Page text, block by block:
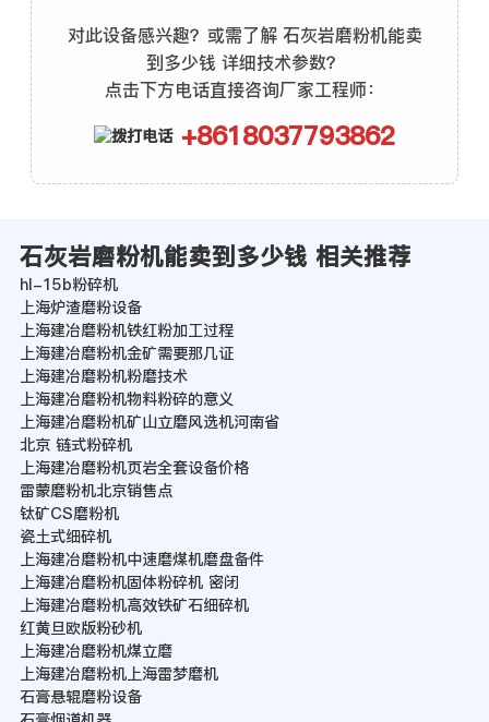
对此设备感兴趣？或需了解 石灰岩磨粉机能卖
到多少钱 详细技术参数？
点击下方电话直接咨询厂家工程师：
+8618037793862
石灰岩磨粉机能卖到多少钱 相关推荐
hl-15b粉碎机
上海炉渣磨粉设备
上海建冶磨粉机铁红粉加工过程
上海建冶磨粉机金矿需要那几证
上海建冶磨粉机粉磨技术
上海建冶磨粉机物料粉碎的意义
上海建冶磨粉机矿山立磨风选机河南省
北京 链式粉碎机
上海建冶磨粉机页岩全套设备价格
雷蒙磨粉机北京销售点
钛矿CS磨粉机
瓷土式细碎机
上海建冶磨粉机中速磨煤机磨盘备件
上海建冶磨粉机固体粉碎机 密闭
上海建冶磨粉机高效铁矿石细碎机
红黄旦欧版粉砂机
上海建冶磨粉机煤立磨
上海建冶磨粉机上海雷梦磨机
石膏悬辊磨粉设备